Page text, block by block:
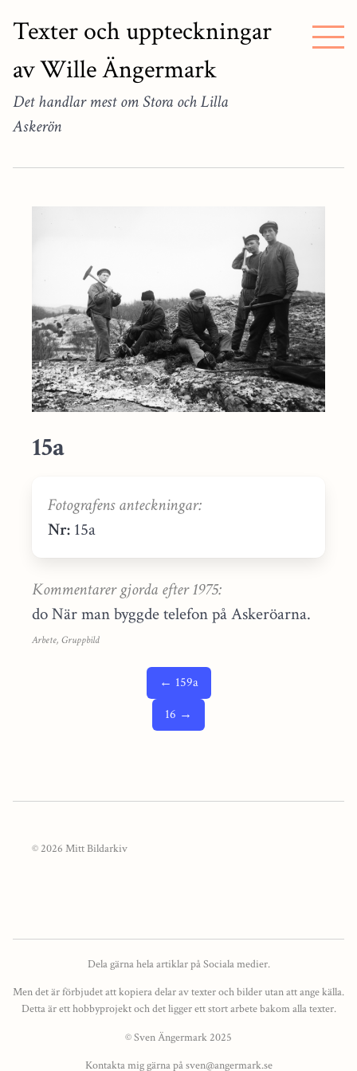
Texter och uppteckningar
av Wille Ängermark
Det handlar mest om Stora och Lilla
Askerön
15a
Fotografens anteckningar:
Nr: 15a
Kommentarer gjorda efter 1975:
do När man byggde telefon på Askeröarna.
Arbete, Gruppbild
← 159a
16 →
© 2026 Mitt Bildarkiv
Dela gärna hela artiklar på Sociala medier.
Men det är förbjudet att kopiera delar av texter och bilder utan att ange källa.
Detta är ett hobbyprojekt och det ligger ett stort arbete bakom alla texter.
© Sven Ängermark 2025
Kontakta mig gärna på sven@angermark.se